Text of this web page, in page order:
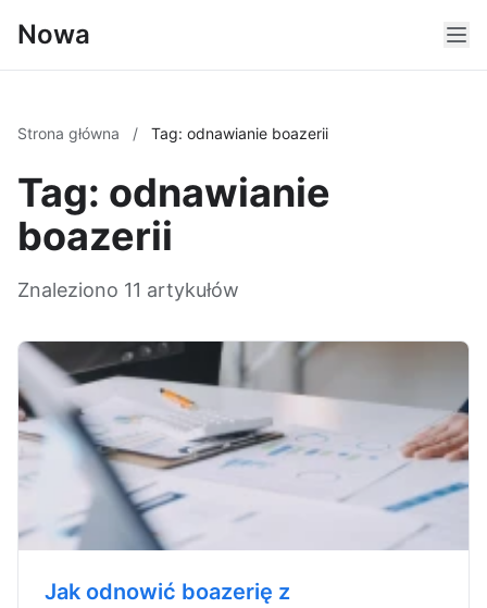
Nowa
Strona główna / Tag: odnawianie boazerii
Tag: odnawianie
boazerii
Znaleziono 11 artykułów
Jak odnowić boazerię z